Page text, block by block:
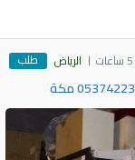
الرياض طلب